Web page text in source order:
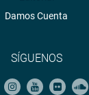
Damos Cuenta
SÍGUENOS